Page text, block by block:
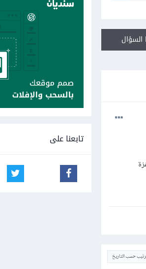
حسب التاريخ
تابعنا على